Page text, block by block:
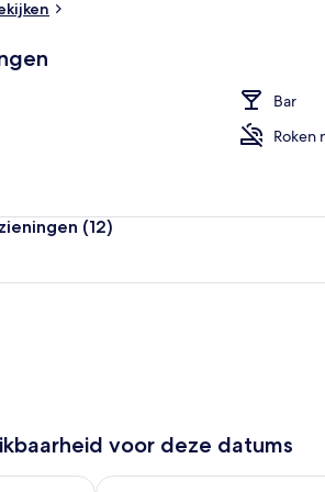
Bar
Roken
(12)
voor deze datums
voor vanavond aug 9 - aug 10
De beschikbaarheid